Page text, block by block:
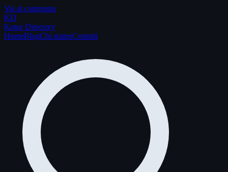
Vai al contenuto
KD
Kotor Directory
HomeBlogChi siamoContatti